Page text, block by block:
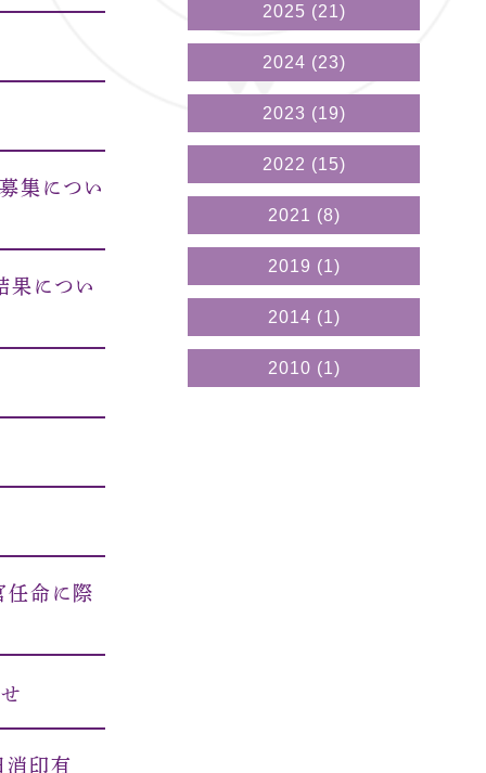
集につい
果につい
任命に際
消印有
2025 (21)
2024 (23)
2023 (19)
2022 (15)
2021 (8)
2019 (1)
2014 (1)
2010 (1)